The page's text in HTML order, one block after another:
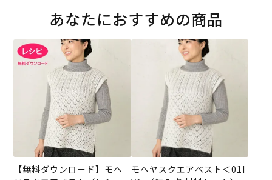
あなたにおすすめの商品
【無料ダウンロード】モヘ
モヘヤスクエアベスト＜01I